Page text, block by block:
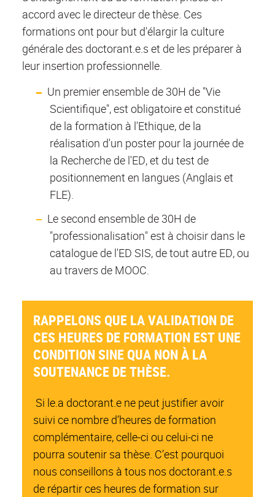
accord avec le directeur de thèse. Ces
formations ont pour but d'élargir la culture
générale des doctorant.e.s et de les préparer à
leur insertion professionnelle.
Un premier ensemble de 30H de "Vie
Scientifique", est obligatoire et constitué
de la formation à l'Ethique, de la
réalisation d'un poster pour la journée de
la Recherche de l'ED, et du test de
positionnement en langues (Anglais et
FLE).
Le second ensemble de 30H de
"professionalisation" est à choisir dans le
catalogue de l'ED SIS, de tout autre ED, ou
au travers de MOOC.
RAPPELONS QUE LA VALIDATION DE
CES HEURES DE FORMATION EST UNE
CONDITION SINE QUA NON À LA
SOUTENANCE DE THÈSE.
Si le.a doctorant.e ne peut justifier avoir
suivi ce nombre d’heures de formation
complémentaire, celle-ci ou celui-ci ne
pourra soutenir sa thèse. C’est pourquoi
nous conseillons à tous nos doctorant.e.s
de répartir ces heures de formation sur